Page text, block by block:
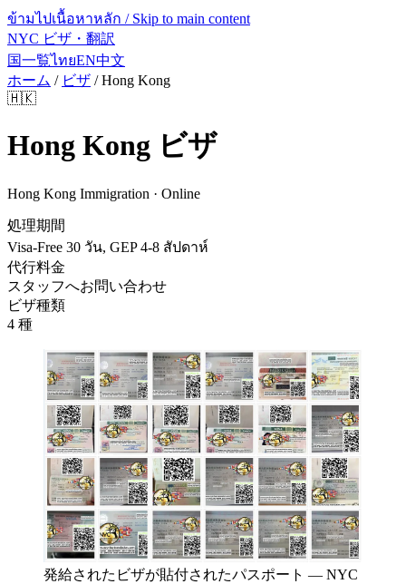
ข้ามไปเนื้อหาหลัก / Skip to main content
NYC ビザ・翻訳
国一覧ไทยEN中文
ホーム / ビザ /Hong Kong
🇭🇰
Hong Kong ビザ
Hong Kong Immigration · Online
処理期間
Visa-Free 30 วัน, GEP 4-8 สัปดาห์
代行料金
スタッフへお問い合わせ
ビザ種類
4 種
発給されたビザが貼付されたパスポート — NYC